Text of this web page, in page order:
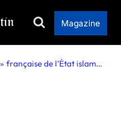
Magazine
de l’État islamique face à la justice